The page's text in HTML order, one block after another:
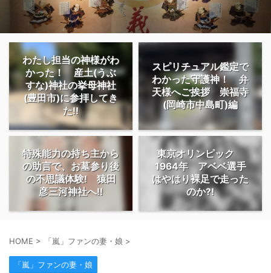
わたし担当の神様がわ
かった！ 産土(うぶ
すな)神社の挙母神社
(豊田市)に参拝してき
た!!
スピリチュアル鑑定で
わかった守護神！ 弁
天様へご挨拶 崇福寺
(岡崎市中島町)編
特殊能力の持ち主から
の助言で、お墓参り後
の不思議体験! 猿田
彦三河神社へ!!
東京オリンピック
1964年 アベベ選手
はやはり裸足で走った
のか?!
HOME > 「嵐」ファンの妻・娘 >
「嵐」ファンの妻・娘